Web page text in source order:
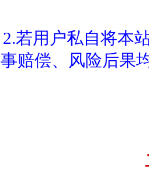
2.若用户私自将本
事赔偿、风险后果